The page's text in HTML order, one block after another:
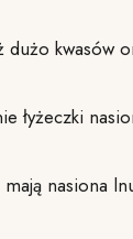
dużo kwasów
łyżeczki
nasiona